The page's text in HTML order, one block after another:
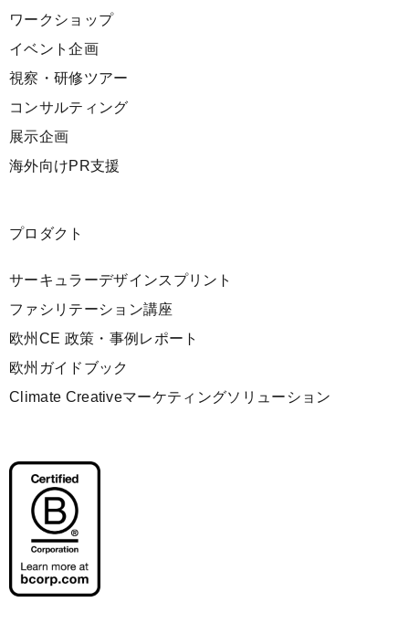
ワークショップ
イベント企画
視察・研修ツアー
コンサルティング
展示企画
海外向けPR支援
プロダクト
サーキュラーデザインスプリント
ファシリテーション講座
欧州CE 政策・事例レポート
欧州ガイドブック
Climate Creativeマーケティングソリューション